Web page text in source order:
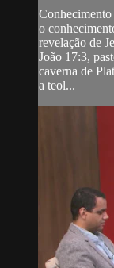
Conhecimento
o
revelação de
João 17:3,
caverna de
a teol...